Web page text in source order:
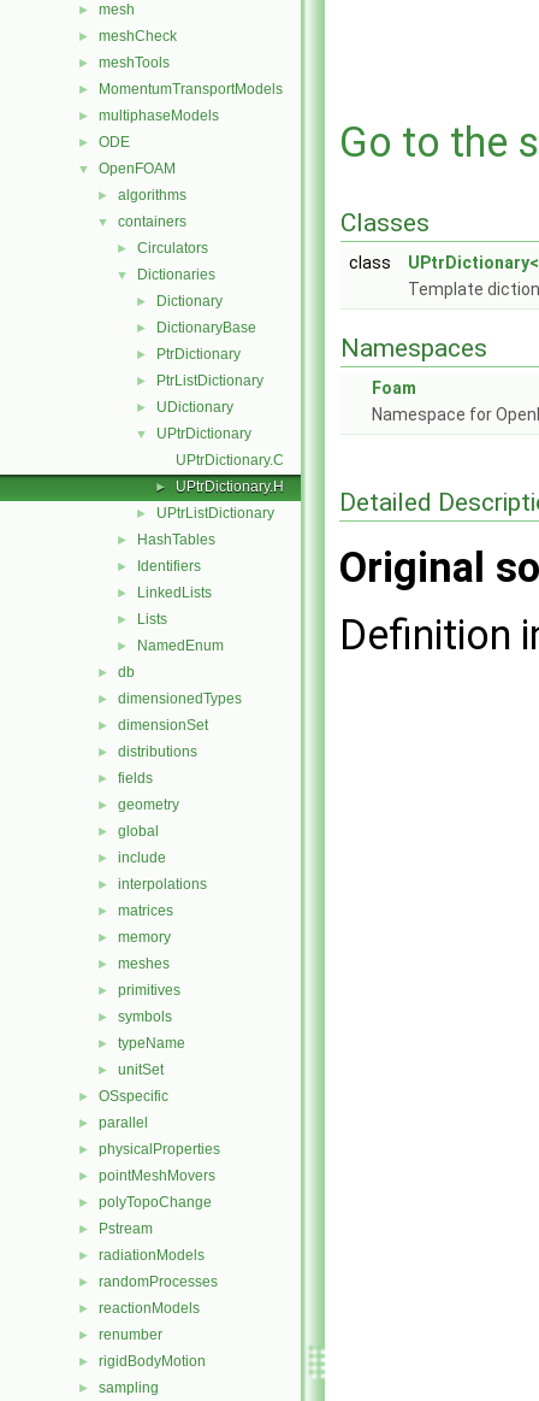
► mesh
► meshCheck
► meshTools
► MomentumTransportModels
► multiphaseModels
► ODE
▼ OpenFOAM
► algorithms
▼ containers
► Circulators
▼ Dictionaries
► Dictionary
► DictionaryBase
► PtrDictionary
► PtrListDictionary
► UDictionary
▼
UPtrDictionary
UPtrDictionary.C
► UPtrDictionary.H
► UPtrListDictionary
► HashTables
► Identifiers
► LinkedLists
► Lists
► NamedEnum
► db
► dimensionedTypes
► dimensionSet
► distributions
► fields
► geometry
► global
► include
► interpolations
► matrices
► memory
► meshes
► primitives
► symbols
► typeName
► unitSet
► OSspecific
► parallel
► physicalProperties
► pointMeshMovers
► polyTopoChange
► Pstream
► radiationModels
► randomProcesses
► reactionModels
► renumber
► rigidBodyMotion
► sampling
Go to the
Classes
class
Template
Namespaces
Foam
Namespace for
Detailed
Original
Definition